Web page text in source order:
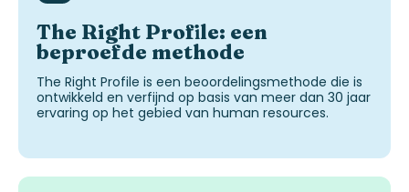
The Right Profile: een
beproefde methode
The Right Profile is een beoordelingsmethode die is
ontwikkeld en verfijnd op basis van meer dan 30 jaar
ervaring op het gebied van human resources.